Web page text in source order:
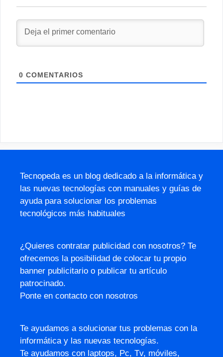
0 COMENTARIOS
Tecnopeda es un blog dedicado a la informática y
las nuevas tecnologías con manuales y guías de
ayuda para solucionar los problemas
tecnológicos más habituales
¿Quieres contratar publicidad con nosotros? Te
ofrecemos la posibilidad de colocar tu propio
banner publicitario o publicar tu artículo
patrocinado.
Ponte en contacto con nosotros
Te ayudamos a solucionar tus problemas con la
informática y las nuevas tecnologías.
Te ayudamos con laptops, Pc, Tv, móviles,